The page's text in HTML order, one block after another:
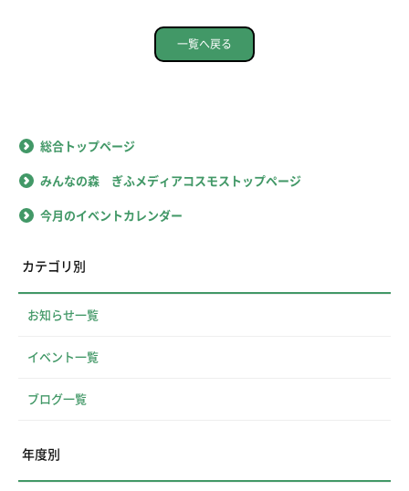
一覧へ戻る
総合トップページ
みんなの森 ぎふメディアコスモストップページ
今月のイベントカレンダー
カテゴリ別
お知らせ一覧
イベント一覧
ブログ一覧
年度別